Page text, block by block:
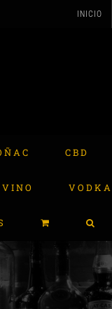
INICIO
CBD
VINO VODKA